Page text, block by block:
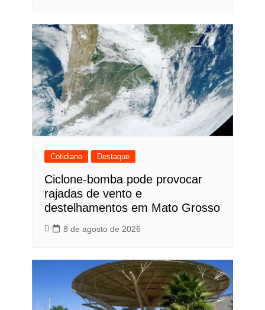
Cotidiano Destaque
Ciclone-bomba pode provocar
rajadas de vento e
destelhamentos em Mato Grosso
8 de agosto de 2026